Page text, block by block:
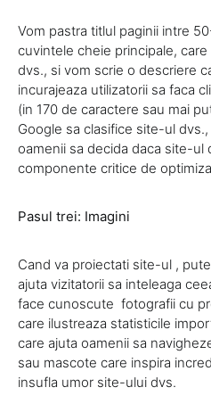
Vom pastra titlul paginii intre
cuvintele cheie principale,
dvs., si vom scrie o descriere
incurajeaza utilizatorii sa faca
(in 170 de caractere sau mai
Google sa clasifice site-ul
oamenii sa decida daca site-ul
componente critice de
Pasul trei: Imagini
Cand va proiectati site-ul ,
ajuta vizitatorii sa inteleaga
face cunoscute fotografii cu
care ilustreaza statisticile
care ajuta oamenii sa
sau mascote care inspira
insufla umor site-ului dvs.